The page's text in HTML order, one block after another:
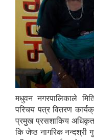
मधुवन नगरपालिकाले
परिचय पत्र वितरण
प्रमुख प्रसशाकिय अधिकृत
कि जेष्ठ नागरिक नन्दश्री